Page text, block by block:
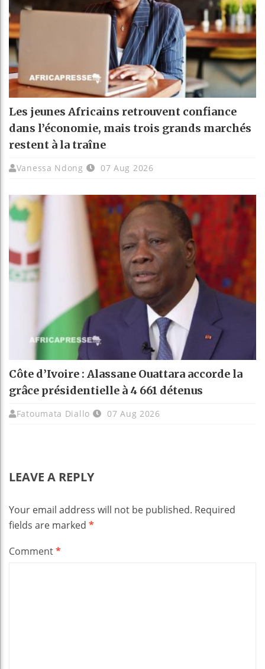
Les jeunes Africains retrouvent confiance
dans l’économie, mais trois grands marchés
restent à la traîne
Vanessa Ndong 07 Aug 2026
Côte d’Ivoire : Alassane Ouattara accorde la
grâce présidentielle à 4 661 détenus
Fatoumata Diallo 07 Aug 2026
LEAVE A REPLY
Your email address will not be published. Required
fields are marked *
Comment*